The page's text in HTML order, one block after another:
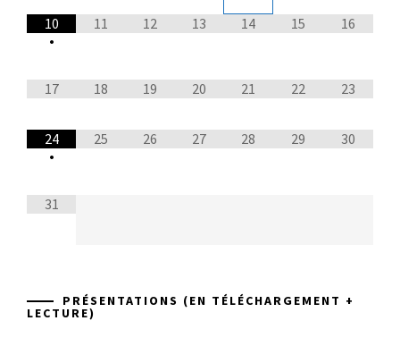
10
•
11 12 13 14 15 16
17 18 19 20 21 22 23
24
•
25 26 27 28 29 30
31
PRÉSENTATIONS (EN TÉLÉCHARGEMENT +
LECTURE)